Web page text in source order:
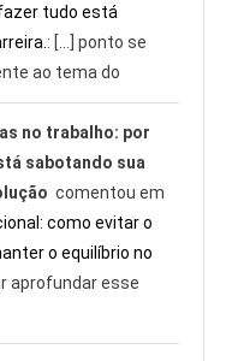
tudo está
: […] ponto se
ao tema do
no trabalho: por
sabotando sua
comentou em
como evitar o
o equilíbrio no
aprofundar esse